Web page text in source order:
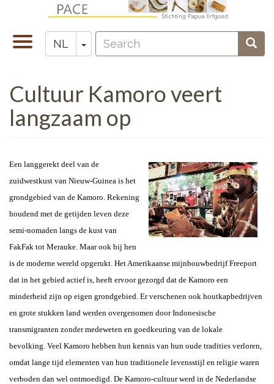
naar
gaan
Navigatie
wisselen
NL Toggle Dropdown
Zoeken
Search
Cultuur Kamoro veert
langzaam op
Een langgerekt deel van de
zuidwestkust van Nieuw-Guinea is het
grondgebied van de Kamoro. Rekening
houdend met de getijden leven deze
semi-nomaden langs de kust van
FakFak tot Merauke. Maar ook bij hen
is de moderne wereld opgerukt. Het Amerikaanse mijnbouwbedrijf Freeport
dat in het gebied actief is, heeft ervoor gezorgd dat de Kamoro een
minderheid zijn op eigen grondgebied. Er verschenen ook houtkapbedrijven
en grote stukken land werden overgenomen door Indonesische
transmigranten zonder medeweten en goedkeuring van de lokale
bevolking. Veel Kamoro hebben hun kennis van hun oude tradities verloren,
omdat lange tijd elementen van hun traditionele levensstijl en religie waren
verboden dan wel ontmoedigd. De Kamoro-cultuur werd in de Nederlandse